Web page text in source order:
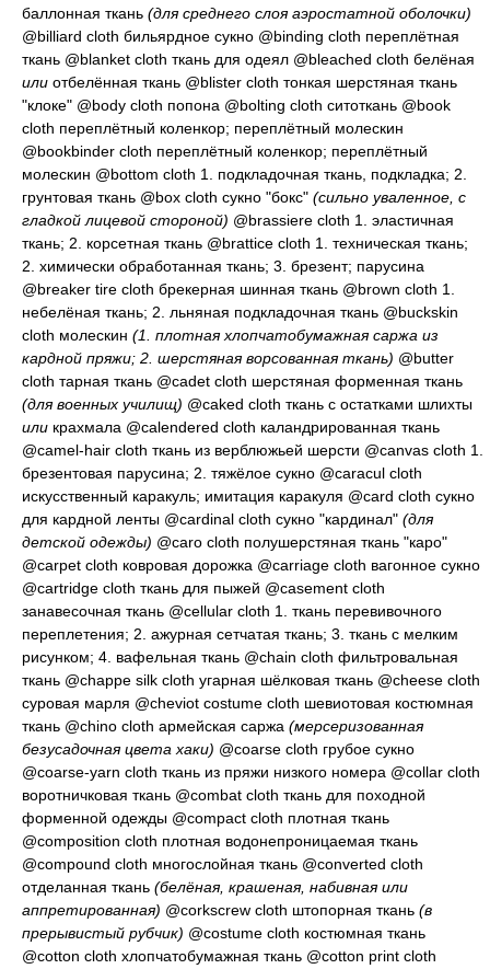
баллонная ткань (для среднего слоя аэростатной оболочки)
@billiard cloth бильярдное сукно @binding cloth переплётная
ткань @blanket cloth ткань для одеял @bleached cloth белёная
или отбелённая ткань @blister cloth тонкая шерстяная ткань
"клоке" @body cloth попона @bolting cloth ситоткань @book
cloth переплётный коленкор; переплётный молескин
@bookbinder cloth переплётный коленкор; переплётный
молескин @bottom cloth 1. подкладочная ткань, подкладка; 2.
грунтовая ткань @box cloth сукно "бокс" (сильно уваленное, с
гладкой лицевой стороной) @brassiere cloth 1. эластичная
ткань; 2. корсетная ткань @brattice cloth 1. техническая ткань;
2. химически обработанная ткань; 3. брезент; парусина
@breaker tire cloth брекерная шинная ткань @brown cloth 1.
небелёная ткань; 2. льняная подкладочная ткань @buckskin
cloth молескин (1. плотная хлопчатобумажная саржа из
кардной пряжи; 2. шерстяная ворсованная ткань) @butter
cloth тарная ткань @cadet cloth шерстяная форменная ткань
(для военных училищ) @caked cloth ткань с остатками шлихты
или крахмала @calendered cloth каландрированная ткань
@camel-hair cloth ткань из верблюжьей шерсти @canvas cloth 1.
брезентовая парусина; 2. тяжёлое сукно @caracul cloth
искусственный каракуль; имитация каракуля @card cloth сукно
для кардной ленты @cardinal cloth сукно "кардинал" (для
детской одежды) @caro cloth полушерстяная ткань "каро"
@carpet cloth ковровая дорожка @carriage cloth вагонное сукно
@cartridge cloth ткань для пыжей @casement cloth
занавесочная ткань @cellular cloth 1. ткань перевивочного
переплетения; 2. ажурная сетчатая ткань; 3. ткань с мелким
рисунком; 4. вафельная ткань @chain cloth фильтровальная
ткань @chappe silk cloth угарная шёлковая ткань @cheese cloth
суровая марля @cheviot costume cloth шевиотовая костюмная
ткань @chino cloth армейская саржа (мерсеризованная
безусадочная цвета хаки) @coarse cloth грубое сукно
@coarse-yarn cloth ткань из пряжи низкого номера @collar cloth
воротничковая ткань @combat cloth ткань для походной
форменной одежды @compact cloth плотная ткань
@composition cloth плотная водонепроницаемая ткань
@compound cloth многослойная ткань @converted cloth
отделанная ткань (белёная, крашеная, набивная или
аппретированная) @corkscrew cloth штопорная ткань (в
прерывистый рубчик) @costume cloth костюмная ткань
@cotton cloth хлопчатобумажная ткань @cotton print cloth